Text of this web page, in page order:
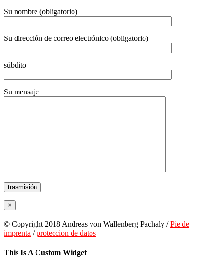
Su nombre (obligatorio)
Su dirección de correo electrónico (obligatorio)
súbdito
Su mensaje
×
© Copyright 2018 Andreas von Wallenberg Pachaly /Pie de
imprenta /proteccion de datos
Toggle
This Is A Custom Widget